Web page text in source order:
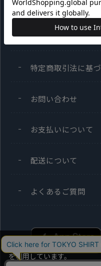
会員利用規約
プライバシーポリ
特定商取引法に基
お問い合わせ
お支払いについて
配送について
よくあるご質問
当社のウェブサイトでは、
を利用しています。